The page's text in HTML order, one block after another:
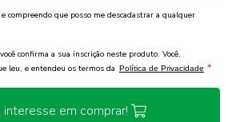
compreendo que posso me descadastrar a qualquer
confirma a sua inscrição neste produto. Você,
leu, e entendeu os termos da Política de Privacidade *
interesse em comprar!